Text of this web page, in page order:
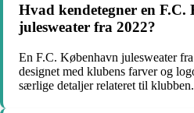
Hvad kendetegner en F.C.
julesweater fra 2022?
En F.C. København julesweater
designet med klubens farver og
særlige detaljer relateret til klubben.